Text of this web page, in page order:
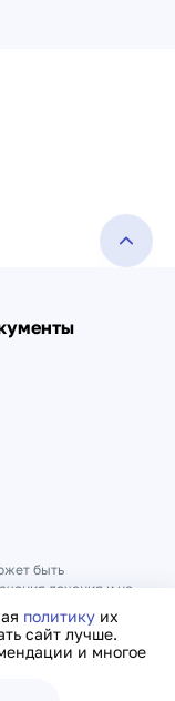
политику их
сайт лучше.
и многое
быть
лечения и не
оферты